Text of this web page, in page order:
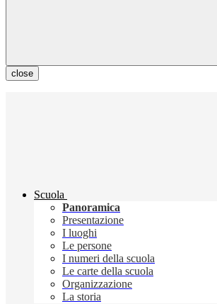
close
Scuola
Panoramica
Presentazione
I luoghi
Le persone
I numeri della scuola
Le carte della scuola
Organizzazione
La storia